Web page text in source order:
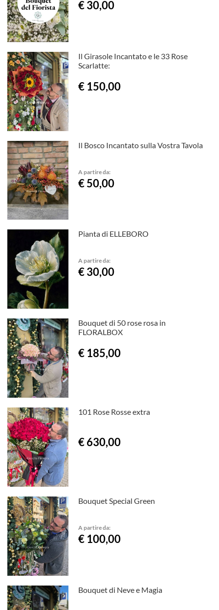
€ 30,00
Il Girasole Incantato e le 33 Rose
Scarlatte:
€ 150,00
Il Bosco Incantato sulla Vostra Tavola
A partire da:
€ 50,00
Pianta di ELLEBORO
A partire da:
€ 30,00
Bouquet di 50 rose rosa in
FLORALBOX
€ 185,00
101 Rose Rosse extra
€ 630,00
Bouquet Special Green
A partire da:
€ 100,00
Bouquet di Neve e Magia